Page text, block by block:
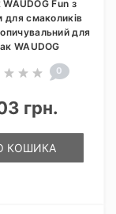
Fun з
для смаколиків
для
WAUDOG
0
грн.
КОШИКА